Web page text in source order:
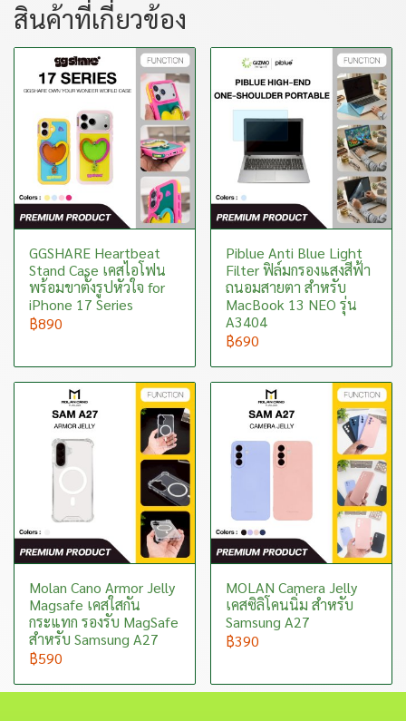
สินค้าที่เกี่ยวข้อง
GGSHARE Heartbeat
Stand Case เคสไอโฟน
พร้อมขาตั้งรูปหัวใจ for
iPhone 17 Series
฿890
Piblue Anti Blue Light
Filter ฟิล์มกรองแสงสีฟ้า
ถนอมสายตา สำหรับ
MacBook 13 NEO รุ่น
A3404
฿690
Molan Cano Armor Jelly
Magsafe เคสใสกัน
กระแทก รองรับ MagSafe
สำหรับ Samsung A27
฿590
MOLAN Camera Jelly
เคสซิลิโคนนิ่ม สำหรับ
Samsung A27
฿390